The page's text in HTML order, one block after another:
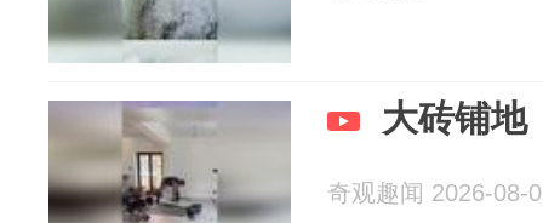
大砖铺地
奇观趣闻 2026-08-